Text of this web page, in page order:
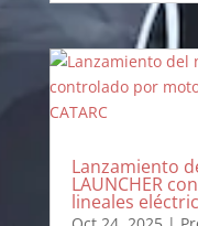
Lanzamiento
LAUNCHER
lineales